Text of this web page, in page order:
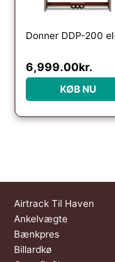
6,999.00kr.
KØB NU
Airtrack Til Haven
Ankelvægte
Bænkpres
Billardkø